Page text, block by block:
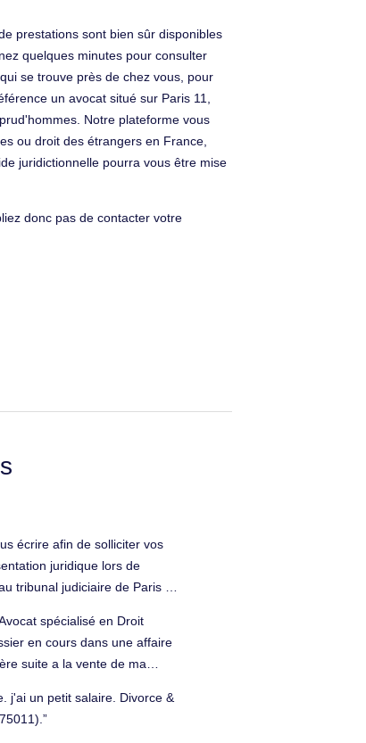
prestations sont bien sûr disponibles
quelques minutes pour consulter
se trouve près de chez vous, pour
un avocat situé sur Paris 11,
Notre plateforme vous
ou droit des étrangers en France,
juridictionnelle pourra vous être mise
donc pas de contacter votre
écrire afin de solliciter vos
juridique lors de
judiciaire de Paris En
de me representer quel
Pénal à Paris 11e
spécialisé en Droit
en cours dans une affaire
suite a la vente de ma
a cet effet une demande
Avril dernier. Dans cette
j'ai un petit salaire. Divorce &